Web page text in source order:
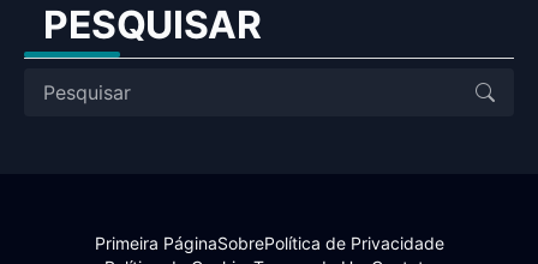
PESQUISAR
Primeira PáginaSobrePolítica de Privacidade